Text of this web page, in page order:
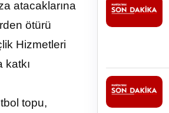
atacaklarına
ötürü
Hizmetleri
katkı
topu,